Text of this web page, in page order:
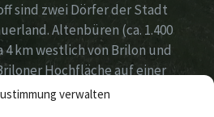
verwalten
sind zwei Dörfer der Stadt
Altenbüren (ca. 1.400
km westlich von Brilon und
Hochfläche auf einer
NN. Esshoff (ca. 80 Einwohner)